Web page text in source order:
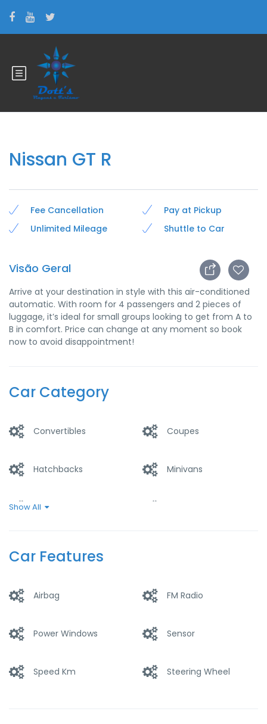
Nissan GT R
Fee Cancellation
Pay at Pickup
Unlimited Mileage
Shuttle to Car
Visão Geral
Arrive at your destination in style with this air-conditioned
automatic. With room for 4 passengers and 2 pieces of
luggage, it’s ideal for small groups looking to get from A to
B in comfort. Price can change at any moment so book
now to avoid disappointment!
Car Category
Convertibles Coupes
Hatchbacks Minivans
Sedan
Show All
Car Features
Airbag FM Radio
Power Windows Sensor
Speed Km Steering Wheel